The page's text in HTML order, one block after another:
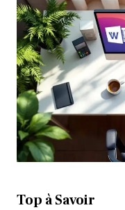
Top à Savoir